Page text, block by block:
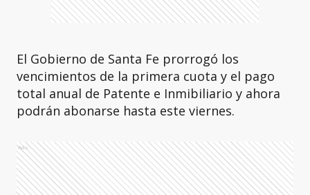
El Gobierno de Santa Fe prorrogó los
vencimientos de la primera cuota y el pago
total anual de Patente e Inmibiliario y ahora
podrán abonarse hasta este viernes.
Ads